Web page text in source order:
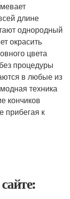
длине
однородный
окрасить
цвета
процедуры
в любые из
техника
кончиков
прибегая к